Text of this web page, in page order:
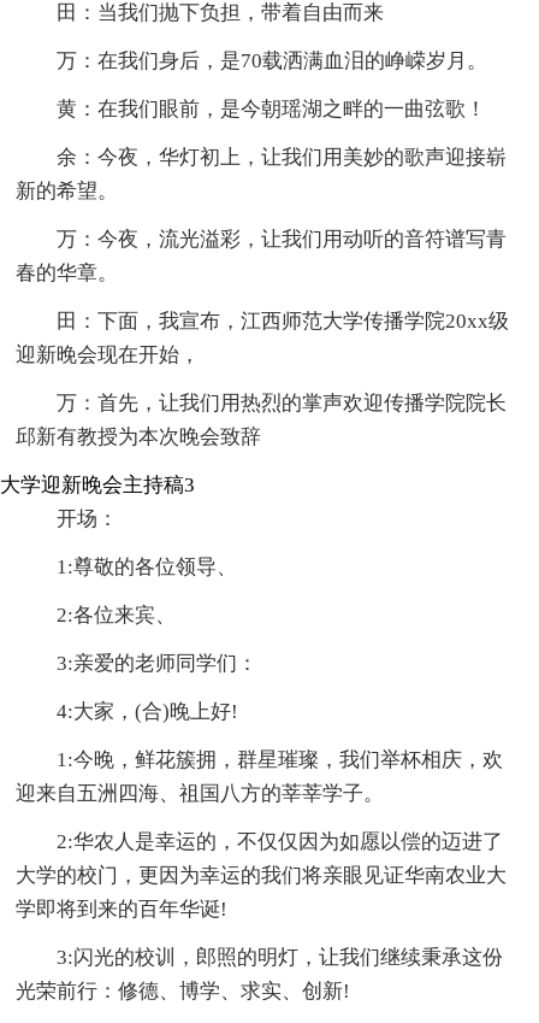
田：当我们抛下负担，带着自由而来
万：在我们身后，是70载洒满血泪的峥嵘岁月。
黄：在我们眼前，是今朝瑶湖之畔的一曲弦歌！
余：今夜，华灯初上，让我们用美妙的歌声迎接崭
新的希望。
万：今夜，流光溢彩，让我们用动听的音符谱写青
春的华章。
田：下面，我宣布，江西师范大学传播学院20xx级
迎新晚会现在开始，
万：首先，让我们用热烈的掌声欢迎传播学院院长
邱新有教授为本次晚会致辞
大学迎新晚会主持稿3
开场：
1:尊敬的各位领导、
2:各位来宾、
3:亲爱的老师同学们：
4:大家，(合)晚上好!
1:今晚，鲜花簇拥，群星璀璨，我们举杯相庆，欢
迎来自五洲四海、祖国八方的莘莘学子。
2:华农人是幸运的，不仅仅因为如愿以偿的迈进了
大学的校门，更因为幸运的我们将亲眼见证华南农业大
学即将到来的百年华诞!
3:闪光的校训，郎照的明灯，让我们继续秉承这份
光荣前行：修德、博学、求实、创新!